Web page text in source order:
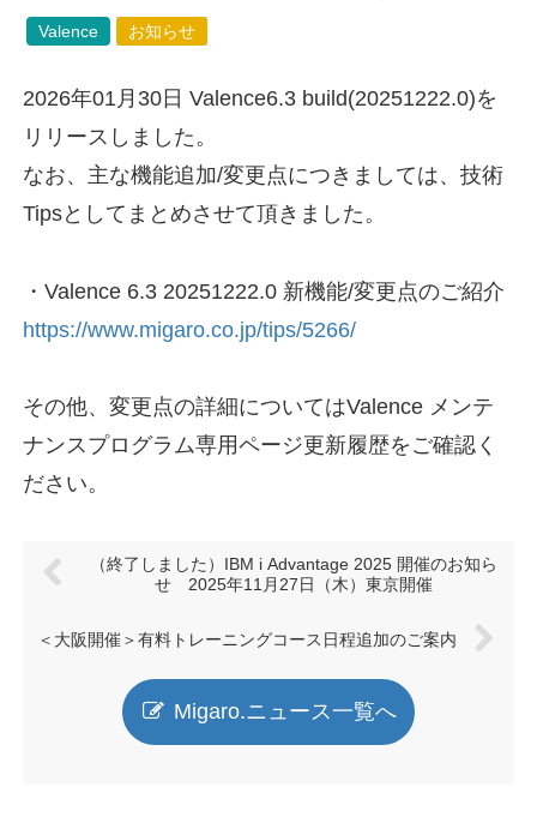
Valence お知らせ
2026年01月30日 Valence6.3 build(20251222.0)を
リリースしました。
なお、主な機能追加/変更点につきましては、技術
Tipsとしてまとめさせて頂きました。
・Valence 6.3 20251222.0 新機能/変更点のご紹介
https://www.migaro.co.jp/tips/5266/
その他、変更点の詳細についてはValence メンテ
ナンスプログラム専用ページ更新履歴をご確認く
ださい。
（終了しました）IBM i Advantage 2025 開催のお知ら
せ 2025年11月27日（木）東京開催
＜大阪開催＞有料トレーニングコース日程追加のご案内
Migaro.ニュース一覧へ